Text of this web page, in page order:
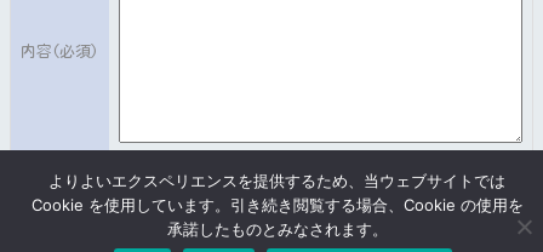
当社の提供する本サービスを用いて契約者以外を対象と
第６条（権利譲渡の禁止）
内容 (必須)
よりよいエクスペリエンスを提供するため、当ウェブサイトでは
Cookie を使用しています。引き続き閲覧する場合、Cookie の使用を
承諾したものとみなされます。